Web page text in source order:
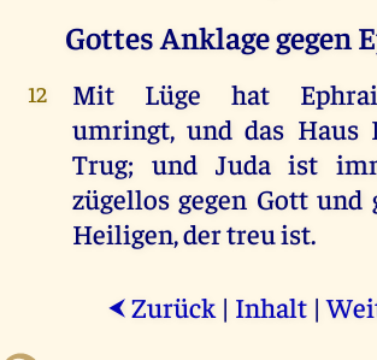
Gottes Anklage gegen
12 Mit Lüge hat
umringt,und das Haus
Trug; und Juda ist
zügellosgegen Gott und
Heiligen,dertreuist.
⮜ Zurück | Inhalt |